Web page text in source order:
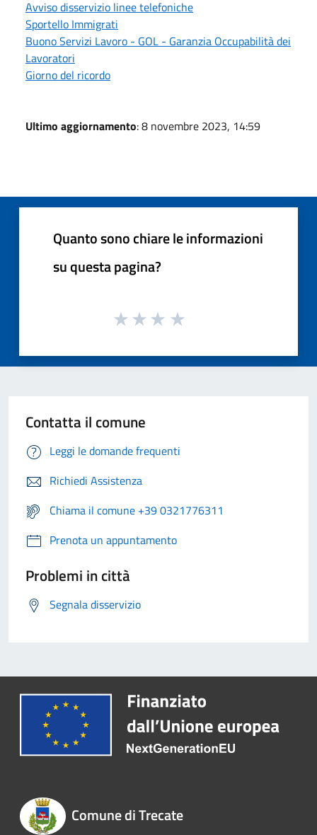
Avviso disservizio linee telefoniche
Sportello Immigrati
Buono Servizi Lavoro - GOL - Garanzia Occupabilità dei
Lavoratori
Giorno del ricordo
Ultimo aggiornamento: 8 novembre 2023, 14:59
Quanto sono chiare le informazioni
su questa pagina?
Contatta il comune
Leggi le domande frequenti
Richiedi Assistenza
Chiama il comune +39 0321776311
Prenota un appuntamento
Problemi in città
Segnala disservizio
Comune di Trecate